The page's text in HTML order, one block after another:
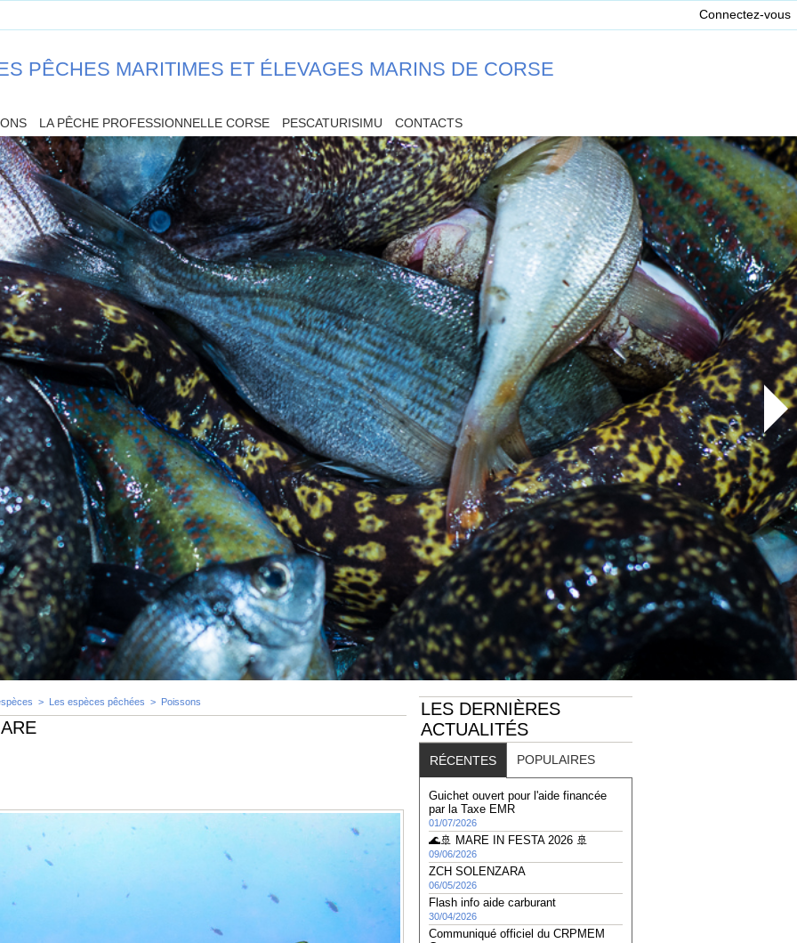
Connectez-vous
PÊCHES MARITIMES ET ÉLEVAGES MARINS DE CORSE
LA PÊCHE PROFESSIONNELLE CORSE PESCATURISIMU CONTACTS
> Les espèces pêchées > Poissons
LES DERNIÈRES
ACTUALITÉS
RÉCENTES POPULAIRES
Guichet ouvert pour l'aide financée
par la Taxe EMR
01/07/2026
🌊🚢 MARE IN FESTA 2026 🚢
09/06/2026
ZCH SOLENZARA
06/05/2026
Flash info aide carburant
30/04/2026
Communiqué officiel du CRPMEM